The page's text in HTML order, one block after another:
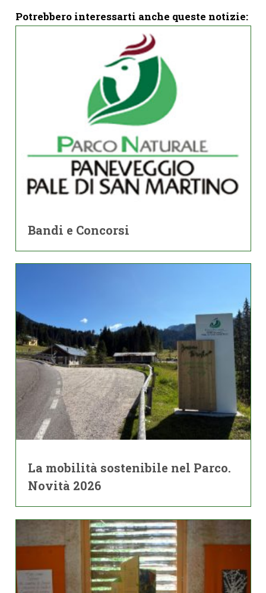
Potrebbero interessarti anche queste notizie:
Bandi e Concorsi
La mobilità sostenibile nel Parco.
Novità 2026